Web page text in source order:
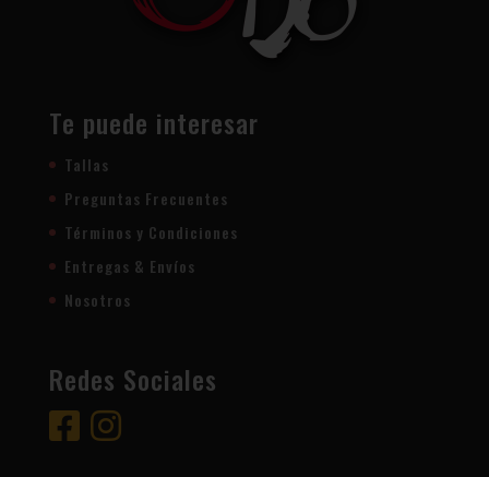
Te puede interesar
Tallas
Preguntas Frecuentes
Términos y Condiciones
Entregas & Envíos
Nosotros
Redes Sociales